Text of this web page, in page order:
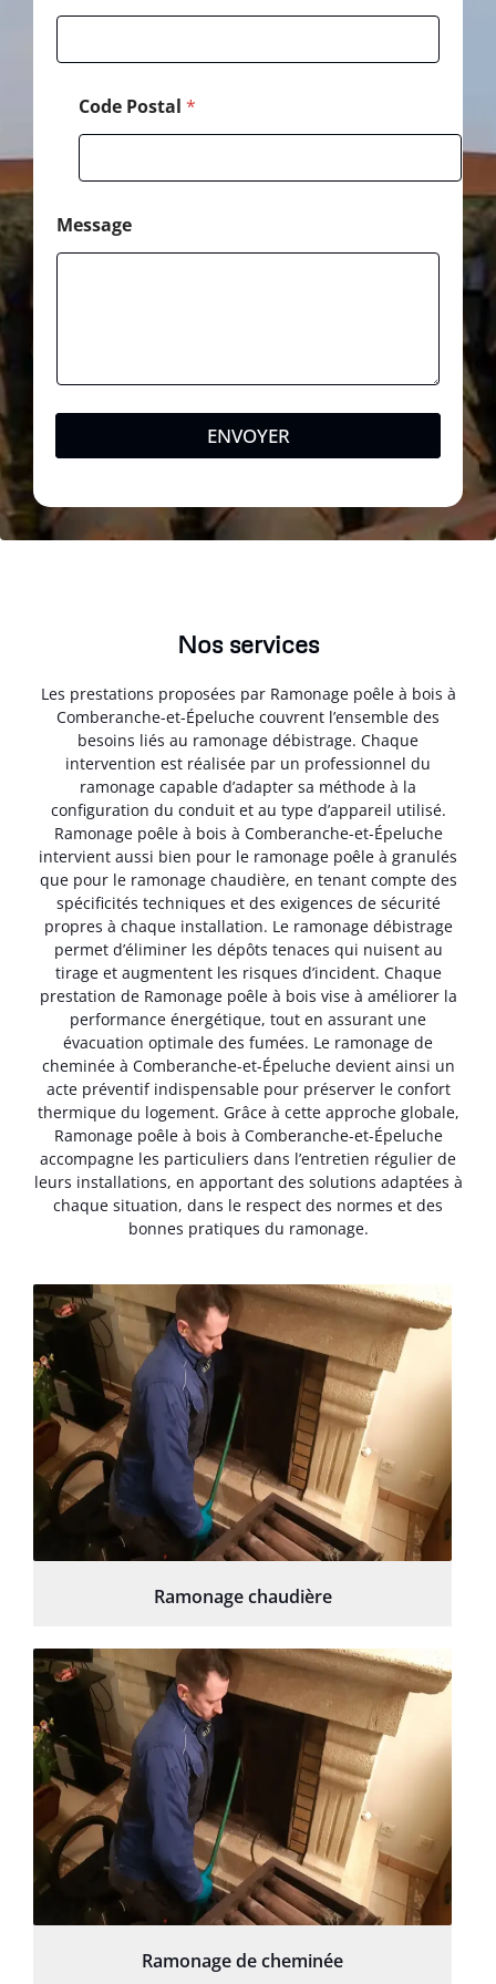
Code Postal *
Message
ENVOYER
Nos services
Les prestations proposées par Ramonage poêle à bois à
Comberanche-et-Épeluche couvrent l’ensemble des
besoins liés au ramonage débistrage. Chaque
intervention est réalisée par un professionnel du
ramonage capable d’adapter sa méthode à la
configuration du conduit et au type d’appareil utilisé.
Ramonage poêle à bois à Comberanche-et-Épeluche
intervient aussi bien pour le ramonage poêle à granulés
que pour le ramonage chaudière, en tenant compte des
spécificités techniques et des exigences de sécurité
propres à chaque installation. Le ramonage débistrage
permet d’éliminer les dépôts tenaces qui nuisent au
tirage et augmentent les risques d’incident. Chaque
prestation de Ramonage poêle à bois vise à améliorer la
performance énergétique, tout en assurant une
évacuation optimale des fumées. Le ramonage de
cheminée à Comberanche-et-Épeluche devient ainsi un
acte préventif indispensable pour préserver le confort
thermique du logement. Grâce à cette approche globale,
Ramonage poêle à bois à Comberanche-et-Épeluche
accompagne les particuliers dans l’entretien régulier de
leurs installations, en apportant des solutions adaptées à
chaque situation, dans le respect des normes et des
bonnes pratiques du ramonage.
Ramonage chaudière
Ramonage de cheminée